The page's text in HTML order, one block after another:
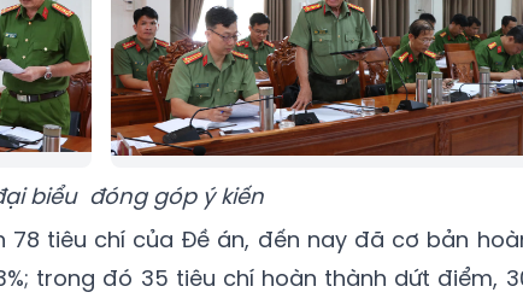
biểu đóng góp ý kiến
78 tiêu chí của Đề án, đến nay đã cơ bản
trong đó 35 tiêu chí hoàn thành dứt điểm,